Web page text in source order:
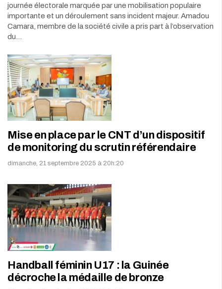
journée électorale marquée par une mobilisation populaire
importante et un déroulement sans incident majeur. Amadou
Camara, membre de la société civile a pris part à l’observation
du…
Mise en place par le CNT d’un dispositif
de monitoring du scrutin référendaire
dimanche, 21 septembre 2025 à 20h:20
Handball féminin U17 : la Guinée
décroche la médaille de bronze